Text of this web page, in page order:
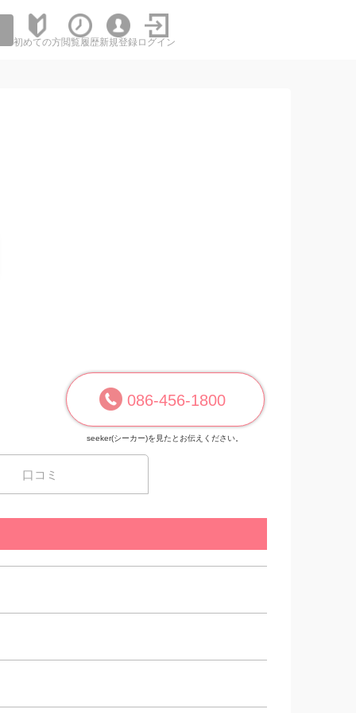
初めての方閲覧履歴新規登録 ログイン
086-456-1800
seeker(シーカー)を見たとお伝えください。
口コミ